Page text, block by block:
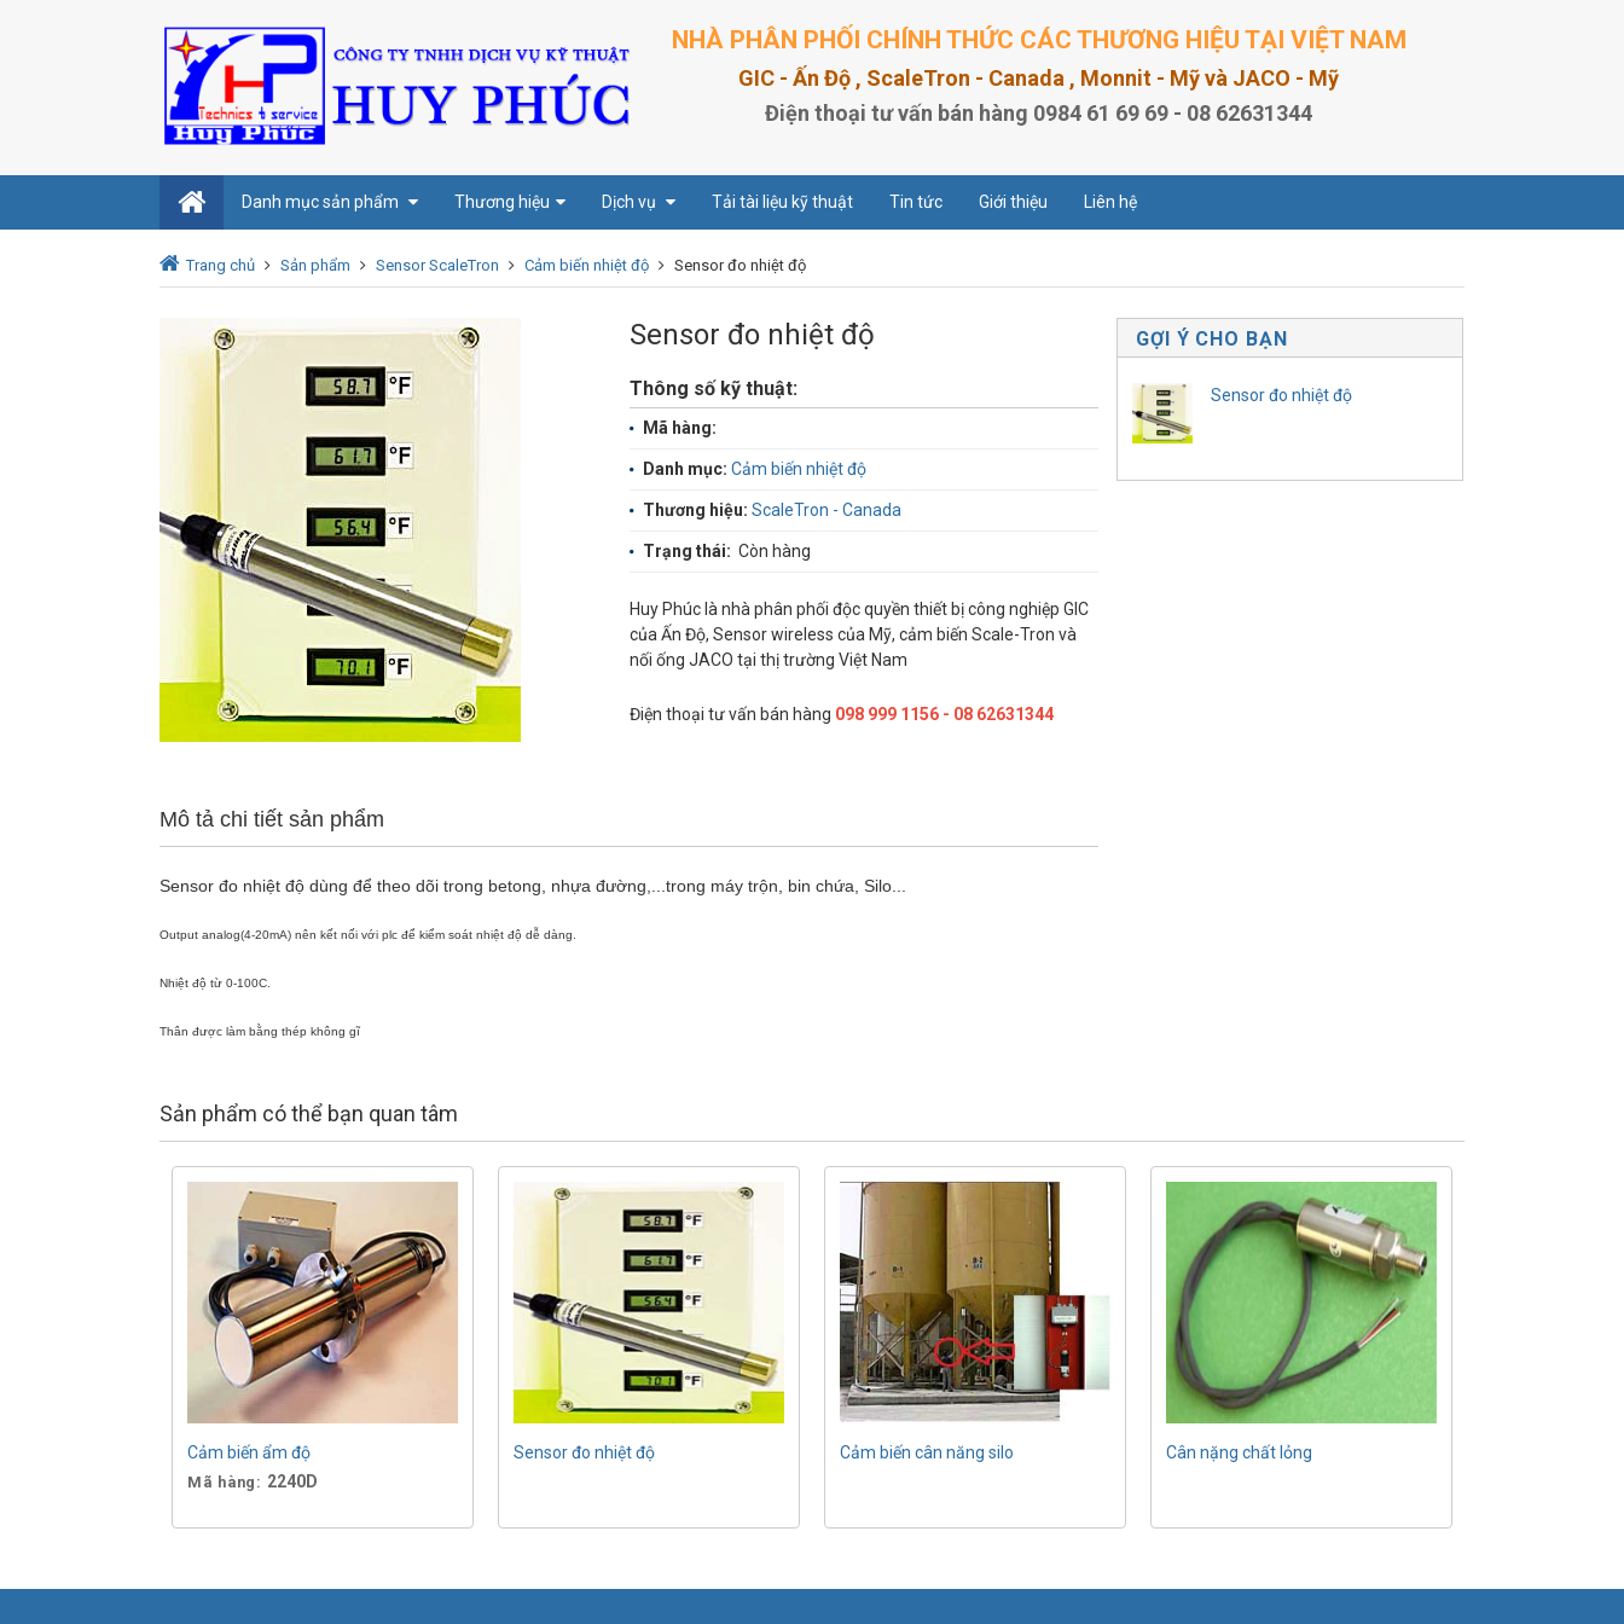
NHÀ PHÂN PHỐI CHÍNH THỨC CÁC THƯƠNG HIỆU TẠI VIỆT NAM
GIC - Ấn Độ , ScaleTron - Canada , Monnit - Mỹ và JACO - Mỹ
Điện thoại tư vấn bán hàng 0984 61 69 69 - 08 62631344
Danh mục sản phẩm Thương hiệu Dịch vụ Tải tài liệu kỹ thuật Tin tức Giới thiệu Liên hệ
Trang chủ Sản phẩm Sensor ScaleTron Cảm biến nhiệt độ Sensor đo nhiệt độ
Sensor đo nhiệt độ
Thông số kỹ thuật:
Mã hàng:
Danh mục: Cảm biến nhiệt độ
Thương hiệu: ScaleTron - Canada
Trạng thái: Còn hàng
Huy Phúc là nhà phân phối độc quyền thiết bị công nghiệp GIC
của Ấn Độ, Sensor wireless của Mỹ, cảm biến Scale-Tron và
nối ống JACO tại thị trường Việt Nam
Điện thoại tư vấn bán hàng 098 999 1156 - 08 62631344
Mô tả chi tiết sản phẩm
Sensor đo nhiệt độ dùng để theo dõi trong betong, nhựa đường,...trong máy trộn, bin chứa, Silo...
Output analog(4-20mA) nên kết nối với plc để kiểm soát nhiệt độ dễ dàng.
Nhiệt độ từ 0-100C.
Thân được làm bằng thép không gĩ
GỢI Ý CHO BẠN
Sensor đo nhiệt độ
Sản phẩm có thể bạn quan tâm
Cảm biến ẩm độ
Mã hàng: 2240D
Sensor đo nhiệt độ Cảm biến cân năng silo Cân nặng chất lỏng